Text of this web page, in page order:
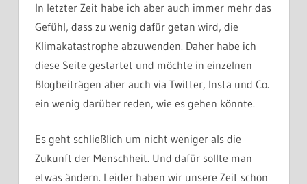
In letzter Zeit habe ich aber auch immer mehr das
Gefühl, dass zu wenig dafür getan wird, die
Klimakatastrophe abzuwenden. Daher habe ich
diese Seite gestartet und möchte in einzelnen
Blogbeiträgen aber auch via Twitter, Insta und Co.
ein wenig darüber reden, wie es gehen könnte.
Es geht schließlich um nicht weniger als die
Zukunft der Menschheit. Und dafür sollte man
etwas ändern. Leider haben wir unsere Zeit schon